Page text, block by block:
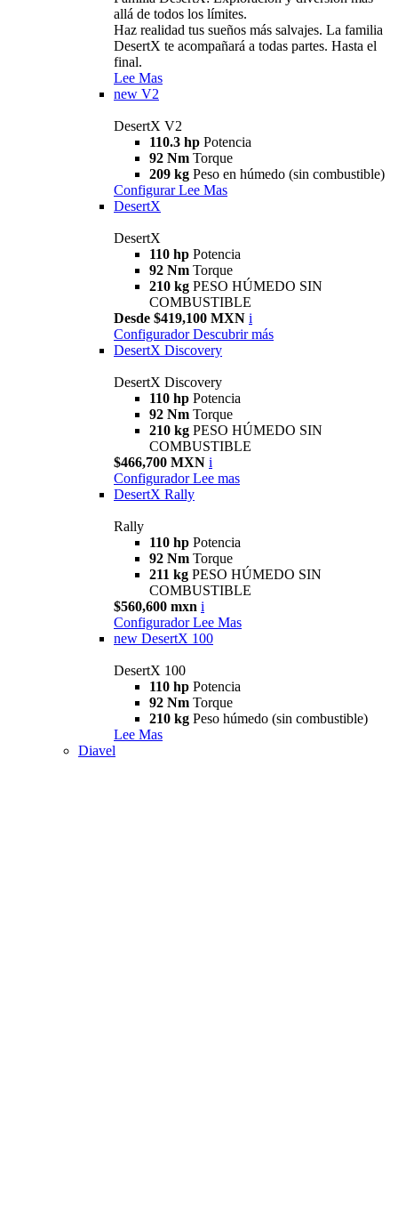
allá de todos los límites.
Haz realidad tus sueños más salvajes. La familia
DesertX te acompañará a todas partes. Hasta el
final.
Lee Mas
new V2
DesertX V2
110.3 hp Potencia
92 Nm Torque
209 kg Peso en húmedo (sin combustible)
Configurar Lee Mas
DesertX
DesertX
110 hp Potencia
92 Nm Torque
210 kg PESO HÚMEDO SIN
COMBUSTIBLE
Desde $419,100 MXN i
Configurador Descubrir más
DesertX Discovery
DesertX Discovery
110 hp Potencia
92 Nm Torque
210 kg PESO HÚMEDO SIN
COMBUSTIBLE
$466,700 MXN i
Configurador Lee mas
DesertX Rally
Rally
110 hp Potencia
92 Nm Torque
211 kg PESO HÚMEDO SIN
COMBUSTIBLE
$560,600 mxn i
Configurador Lee Mas
new DesertX 100
DesertX 100
110 hp Potencia
92 Nm Torque
210 kg Peso húmedo (sin combustible)
Lee Mas
Diavel